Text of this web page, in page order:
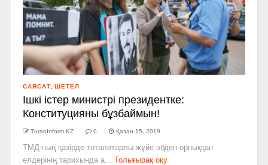
САЯСАТ ШЕТЕЛ
Ішкі істер министрі президентке:
Конституцияны бұзбаймын!
TuranInform KZ 0 Қазан 15, 2019
ТМД-­ның қазірде тоталитарлы жүйе әбден орныққан
елдерінің тарихында а...
Толығырақ оқу